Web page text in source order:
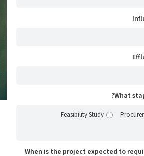
What
Feasibility Study
When is the project expected to